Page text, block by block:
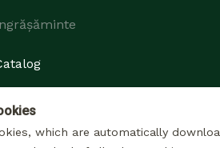
which are automatically